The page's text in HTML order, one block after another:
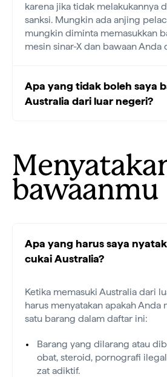
karena jika tidak melakukannya
sanksi. Mungkin ada anjing
mungkin diminta memasukkan
mesin sinar-X dan bawaan Anda
Apa yang tidak boleh saya
Australia dari luar negeri?
bawaanmu
Apa yang harus saya
cukai Australia?
Ketika memasuki Australia dari
harus menyatakan apakah Anda
satu barang dalam daftar ini:
Barang yang dilarang atau
obat, steroid, pornografi
zat adiktif.